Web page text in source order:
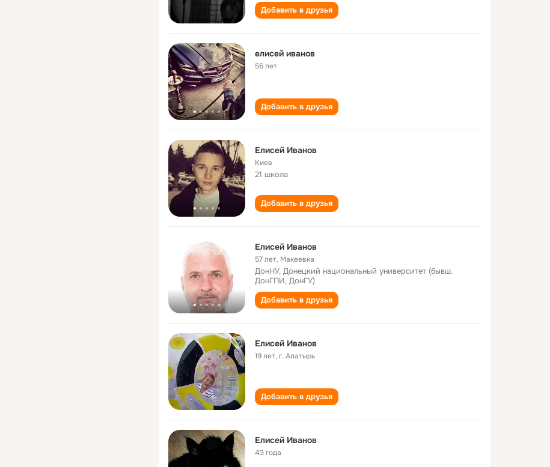
Добавить в друзья
елисей иванов
56 лет
Добавить в друзья
Елисей Иванов
Киев
21 школа
Добавить в друзья
Елисей Иванов
57 лет, Макеевка
ДонНУ, Донецкий национальный университет (бывш.
ДонГПИ, ДонГУ)
Добавить в друзья
Елисей Иванов
19 лет,г. Алатырь
Добавить в друзья
Елисей Иванов
43 года